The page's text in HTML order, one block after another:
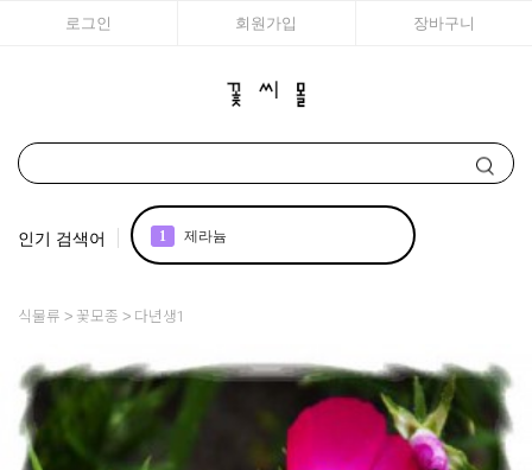
로그인 회원가입 장바구니
인기 검색어 1 제라늄
식물류 꽃모종 다년생1